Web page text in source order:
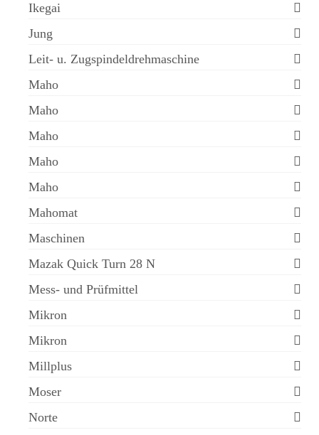
Ikegai
Jung
Leit- u. Zugspindeldrehmaschine
Maho
Maho
Maho
Maho
Maho
Mahomat
Maschinen
Mazak Quick Turn 28 N
Mess- und Prüfmittel
Mikron
Mikron
Millplus
Moser
Norte